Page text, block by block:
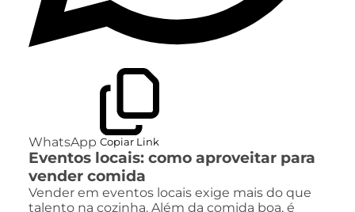
WhatsApp Copiar Link
Eventos locais: como aproveitar para
vender comida
Vender em eventos locais exige mais do que
talento na cozinha. Além da comida boa, é